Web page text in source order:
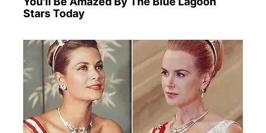
Stars Today